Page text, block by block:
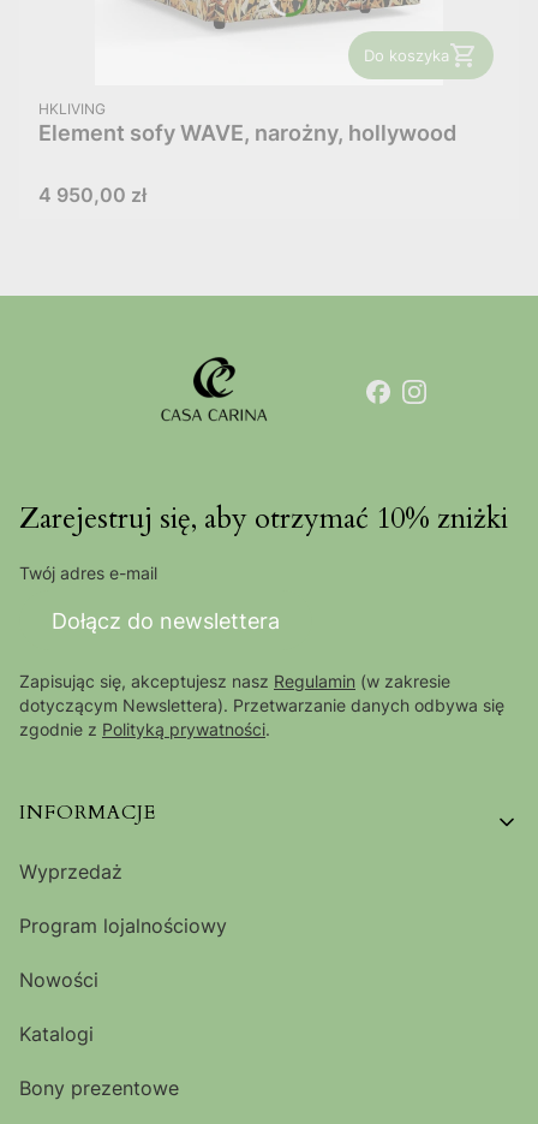
Do koszyka
PRODUCENT
HKLIVING
Element sofy WAVE, narożny, hollywood
Cena
4 950,00 zł
Zarejestruj się, aby otrzymać 10% zniżki
Twój adres e-mail
Dołącz do newslettera
Zapisując się, akceptujesz nasz Regulamin (w zakresie
dotyczącym Newslettera). Przetwarzanie danych odbywa się
zgodnie z Polityką prywatności.
Linki w stopce
INFORMACJE
Wyprzedaż
Program lojalnościowy
Nowości
Katalogi
Bony prezentowe